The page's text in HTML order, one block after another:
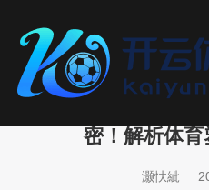
密！解析体
灏忕紪